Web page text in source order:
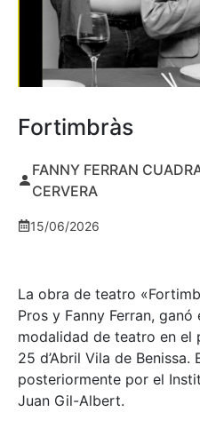
Fortimbràs
FANNY FERRAN
CERVERA
15/06/2026
La obra de teatro «
Pros y Fanny Ferran,
modalidad de teatro en el
25 d’Abril Vila de Benissa.
posteriormente por el
Juan Gil-Albert.